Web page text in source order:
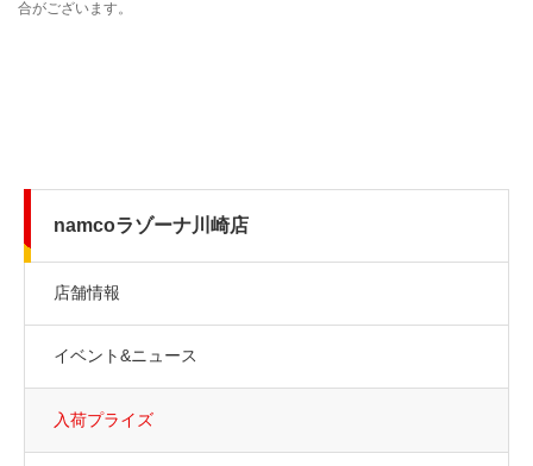
namcoラゾーナ川崎店
店舗情報
イベント&ニュース
入荷プライズ